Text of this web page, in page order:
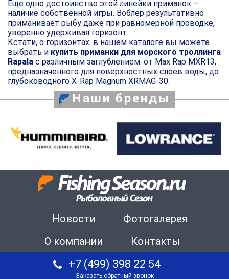
Еще одно достоинство этой линейки приманок –
наличие собственной игры. Воблер результативно
приманивает рыбу даже при равномерной проводке,
уверенно удерживая горизонт.
Кстати, о горизонтах: в нашем каталоге вы можете
выбрать и купить приманки для морского троллинга
Rapala с различным заглублением: от Max Rap MXR13,
предназначенного для поверхностных слоев воды, до
глубоководного X-Rap Magnum XRMAG-30.
Наши бренды
Новости
Фотогалерея
О компании
Контакты
+7 (499) 398 22 54
Заказать обратный звонок